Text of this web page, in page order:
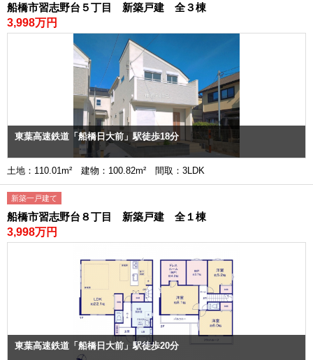
船橋市習志野台５丁目 新築戸建 全３棟
3,998万円
東葉高速鉄道「船橋日大前」駅徒歩18分
土地：110.01m² 建物：100.82m² 間取：3LDK
新築一戸建て
船橋市習志野台８丁目 新築戸建 全１棟
3,998万円
東葉高速鉄道「船橋日大前」駅徒歩20分